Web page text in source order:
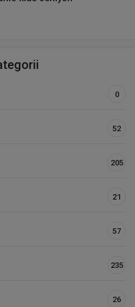
0
52
205
21
57
235
26